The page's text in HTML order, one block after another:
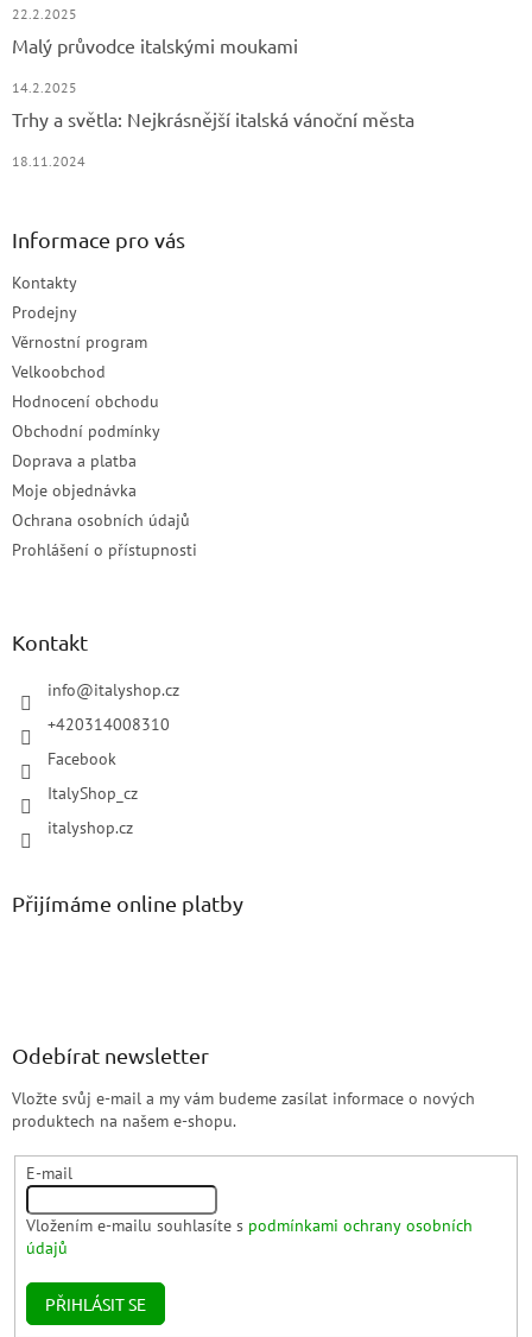
22.2.2025
Malý průvodce italskými moukami
14.2.2025
Trhy a světla: Nejkrásnější italská vánoční města
18.11.2024
Informace pro vás
Kontakty
Prodejny
Věrnostní program
Velkoobchod
Hodnocení obchodu
Obchodní podmínky
Doprava a platba
Moje objednávka
Ochrana osobních údajů
Prohlášení o přístupnosti
Kontakt
info@italyshop.cz
+420314008310
Facebook
ItalyShop_cz
italyshop.cz
Přijímáme online platby
Odebírat newsletter
Vložte svůj e-mail a my vám budeme zasílat informace o nových
produktech na našem e-shopu.
E-mail
Vložením e-mailu souhlasíte s podmínkami ochrany osobních
údajů
PŘIHLÁSIT SE